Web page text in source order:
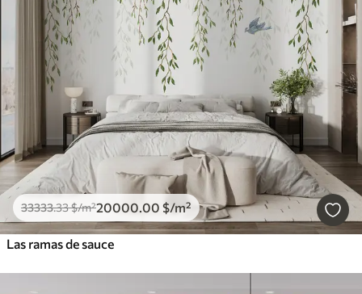
33333.33$/m²20000.00 $/m²
Las ramas de sauce